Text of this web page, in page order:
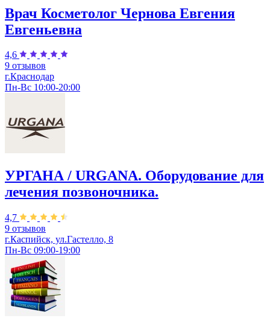
Врач Косметолог Чернова Евгения
Евгеньевна
4,6
9 отзывов
г.Краснодар
Пн-Вс 10:00-20:00
УРГАНА / URGANA. Оборудование для
лечения позвоночника.
4,7
9 отзывов
г.Каспийск, ул.Гастелло, 8
Пн-Вс 09:00-19:00